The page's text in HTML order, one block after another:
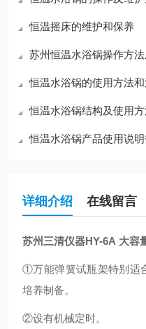
恒温摇床的维护和保养
苏州恒温水浴锅操作方
恒温水浴锅的使用方法
恒温水浴锅结构及使用
恒温水浴锅产品使用说明
详细介绍 在线留言
苏州三清仪器HY-6A 大容
①万能弹簧试瓶架特别适
培养制备。
②设有机械定时。